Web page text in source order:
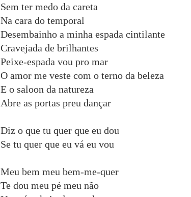
Sem ter medo da careta
Na cara do temporal
Desembainho a minha espada cintilante
Cravejada de brilhantes
Peixe-espada vou pro mar
O amor me veste com o terno da beleza
E o saloon da natureza
Abre as portas preu dançar
Diz o que tu quer que eu dou
Se tu quer que eu vá eu vou
Meu bem meu bem-me-quer
Te dou meu pé meu não